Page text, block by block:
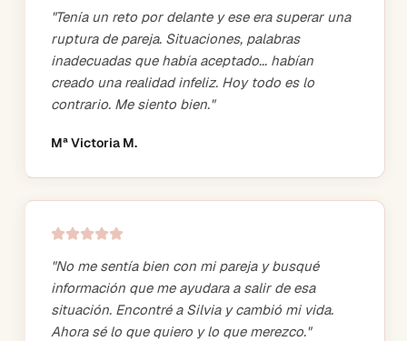
"Tenía un reto por delante y ese era superar una
ruptura de pareja. Situaciones, palabras
inadecuadas que había aceptado... habían
creado una realidad infeliz. Hoy todo es lo
contrario. Me siento bien."
Mª Victoria M.
"No me sentía bien con mi pareja y busqué
información que me ayudara a salir de esa
situación. Encontré a Silvia y cambió mi vida.
Ahora sé lo que quiero y lo que merezco."